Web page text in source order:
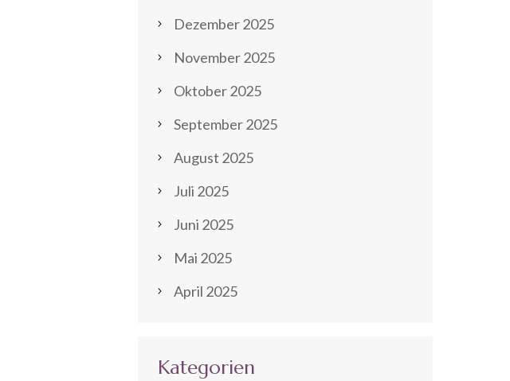
Dezember 2025
November 2025
Oktober 2025
September 2025
August 2025
Juli 2025
Juni 2025
Mai 2025
April 2025
Kategorien